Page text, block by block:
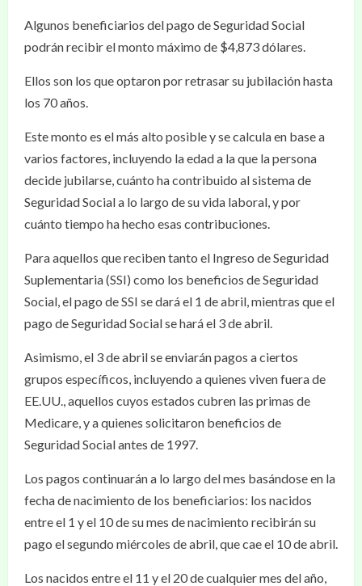
Algunos beneficiarios del pago de Seguridad Social
podrán recibir el monto máximo de $4,873 dólares.
Ellos son los que optaron por retrasar su jubilación hasta
los 70 años.
Este monto es el más alto posible y se calcula en base a
varios factores, incluyendo la edad a la que la persona
decide jubilarse, cuánto ha contribuido al sistema de
Seguridad Social a lo largo de su vida laboral, y por
cuánto tiempo ha hecho esas contribuciones.
Para aquellos que reciben tanto el Ingreso de Seguridad
Suplementaria (SSI) como los beneficios de Seguridad
Social, el pago de SSI se dará el 1 de abril, mientras que el
pago de Seguridad Social se hará el 3 de abril.
Asimismo, el 3 de abril se enviarán pagos a ciertos
grupos específicos, incluyendo a quienes viven fuera de
EE.UU., aquellos cuyos estados cubren las primas de
Medicare, y a quienes solicitaron beneficios de
Seguridad Social antes de 1997.
Los pagos continuarán a lo largo del mes basándose en la
fecha de nacimiento de los beneficiarios: los nacidos
entre el 1 y el 10 de su mes de nacimiento recibirán su
pago el segundo miércoles de abril, que cae el 10 de abril.
Los nacidos entre el 11 y el 20 de cualquier mes del año,